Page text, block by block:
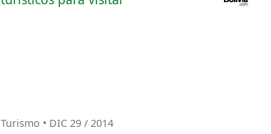
Turismo • DIC 29 / 2014